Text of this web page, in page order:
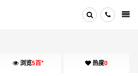
浏览5百+ 热度0